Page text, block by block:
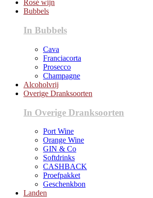
Rosé wijn
Bubbels
In Bubbels
Cava
Franciacorta
Prosecco
Champagne
Alcoholvrij
Overige Dranksoorten
In Overige Dranksoorten
Port Wine
Orange Wine
GIN & Co
Softdrinks
CASHBACK
Proefpakket
Geschenkbon
Landen